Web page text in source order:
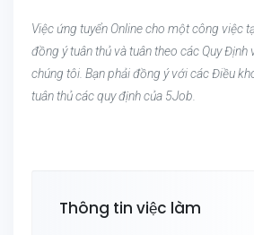
Việc ứng tuyển Online cho một công việc
đồng ý tuân thủ và tuân theo các Quy Định
chúng tôi. Bạn phải đồng ý với các Điều
tuân thủ các quy định của 5Job.
Thông tin việc làm